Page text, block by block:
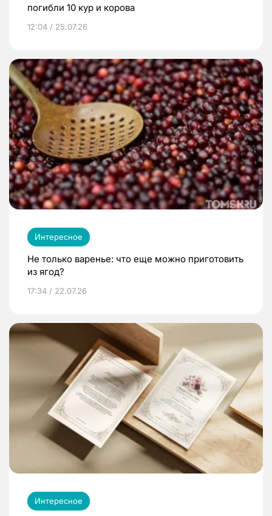
погибли 10 кур и корова
12:04 / 25.07.26
Интересное
Не только варенье: что еще можно приготовить
из ягод?
17:34 / 22.07.26
Интересное